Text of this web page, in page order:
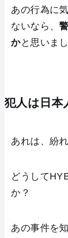
あの行為に
ないなら、
かと思いまし
犯人は日本
あれは、紛
どうして
か？
あの事件を